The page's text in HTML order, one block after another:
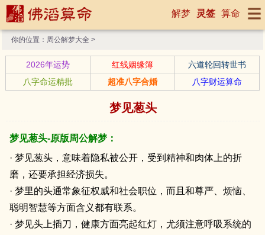
解梦 灵签 算命
你的位置： 周公解梦大全 >
2026年运势 红线姻缘簿
六道轮回转世书
八字命运精批
超准八字合婚 八字财运算命
梦见葱头
梦见葱头-原版周公解梦：
· 梦见葱头，意味着隐私被公开，受到精神和肉体上的折
磨，还要承担经济损失。
· 梦里的头通常象征权威和社会职位，而且和尊严、烦恼、
聪明智慧等方面含义都有联系。
· 梦见头上插刀，健康方面亮起红灯，尤须注意呼吸系统的